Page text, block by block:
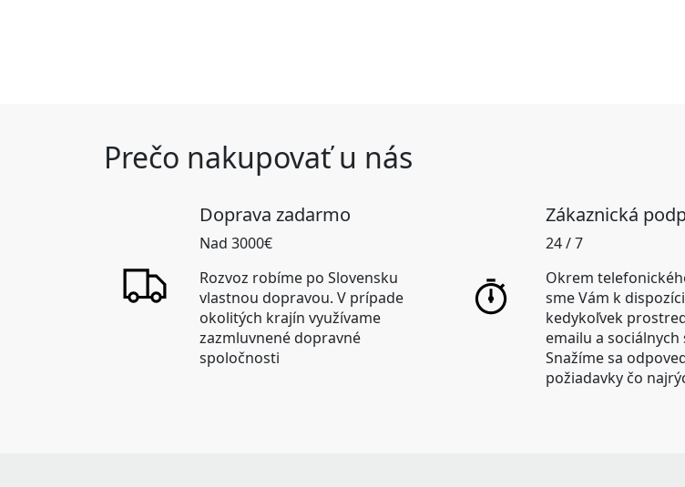
Prečo nakupovať u nás
Doprava zadarmo
Nad 3000€
Rozvoz robíme po Slovensku
vlastnou dopravou. V prípade
okolitých krajín využívame
zazmluvnené dopravné
spoločnosti
Zákaznická
24 / 7
Okrem
sme Vám k
kedykoľvek
emailu a sociálnych
Snažíme sa
požiadavky čo